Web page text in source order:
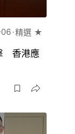
精選 ★
香港應